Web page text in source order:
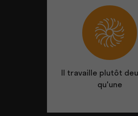
Il travaille plutôt
qu'une